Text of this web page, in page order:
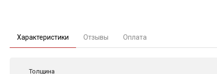
Характеристики Отзывы Оплата
Толщина